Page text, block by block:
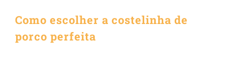
Como escolher a costelinha de
porco perfeita